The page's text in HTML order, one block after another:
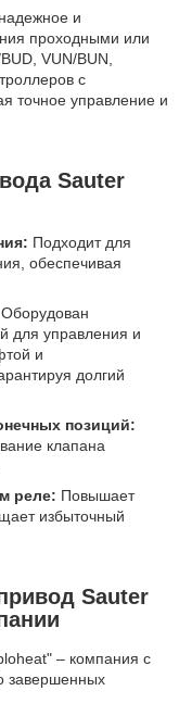
и
проходными или
VUN/BUN,
с
точное управление и
Sauter
Подходит для
обеспечивая
Оборудован
для управления и
и
долгий
позиций:
клапана
реле: Повышает
избыточный
Sauter
– компания с
завершенных